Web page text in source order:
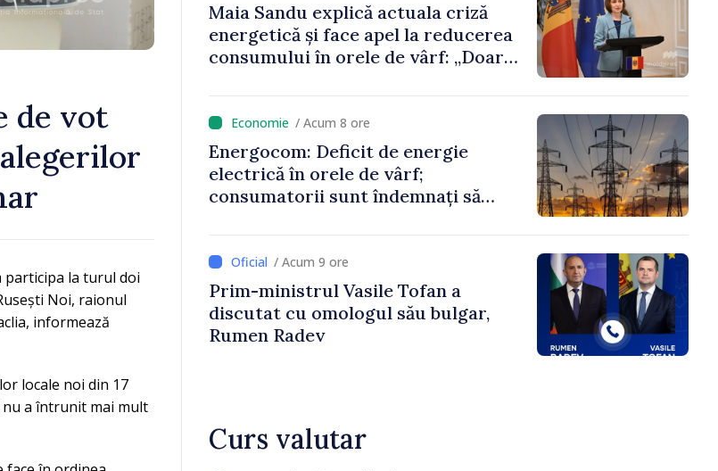
de vot
participa la turul doi
Noi, raionul
informează
locale noi din 17
a întrunit mai mult
Maia Sandu explică actuala criză
energetică și face apel la reducerea
consumului în orele de vârf: „Doar
/ Acum 8 ore
Energocom: Deficit de energie
electrică în orele de vârf;
consumatorii sunt îndemnați să
/ Acum 9 ore
Prim-ministrul Vasile Tofan a
discutat cu omologul său bulgar,
Rumen Radev
Curs valutar